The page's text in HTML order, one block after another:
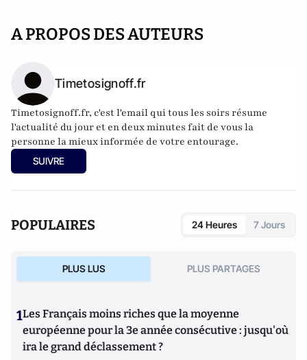
A PROPOS DES AUTEURS
Timetosignoff.fr
Timetosignoff.fr, c'est l'email qui tous les soirs résume
l'actualité du jour et en deux minutes fait de vous la
personne la mieux informée de votre entourage.
SUIVRE
POPULAIRES 24 Heures 7 Jours
PLUS LUS PLUS PARTAGES
1Les Français moins riches que la moyenne
européenne pour la 3e année consécutive : jusqu'où
ira le grand déclassement ?